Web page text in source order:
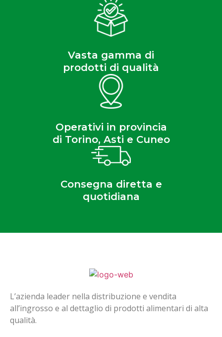
Vasta gamma di
prodotti di qualità
Operativi in provincia
di Torino, Asti e Cuneo
Consegna diretta e
quotidiana
L’azienda leader nella distribuzione e vendita
all’ingrosso e al dettaglio di prodotti alimentari di alta
qualità.